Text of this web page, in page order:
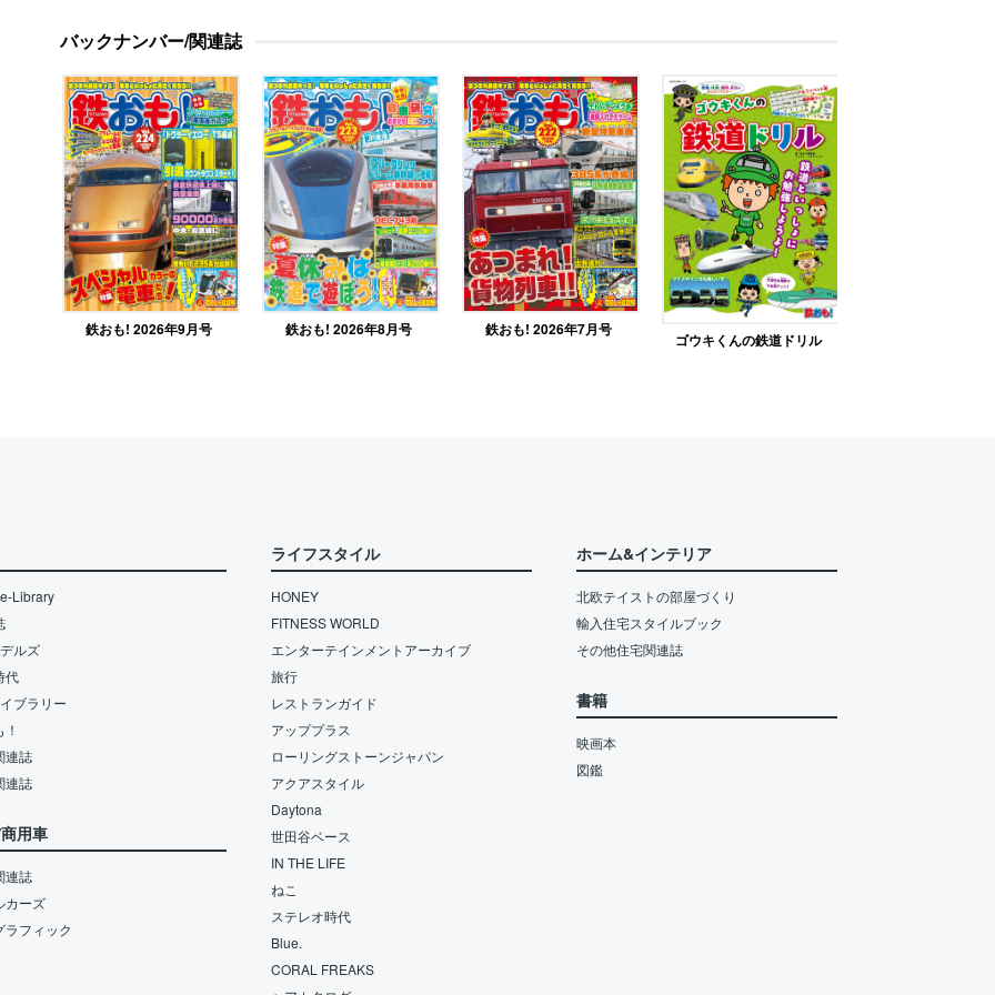
バックナンバー/関連誌
鉄おも! 2026年9月号 鉄おも! 2026年8月号 鉄おも! 2026年7月号
ゴウキくんの鉄道ドリル
Library
ルズ
代
ブラリー
連誌
連誌
用車
連誌
カーズ
ラフィック
ライフスタイル
HONEY
FITNESS WORLD
エンターテインメントアーカイブ
旅行
レストランガイド
アッププラス
ローリングストーンジャパン
アクアスタイル
Daytona
世田谷ベース
IN THE LIFE
ねこ
ステレオ時代
Blue.
CORAL FREAKS
ホーム&インテリア
北欧テイストの部屋づくり
輸入住宅スタイルブック
その他住宅関連誌
書籍
映画本
図鑑